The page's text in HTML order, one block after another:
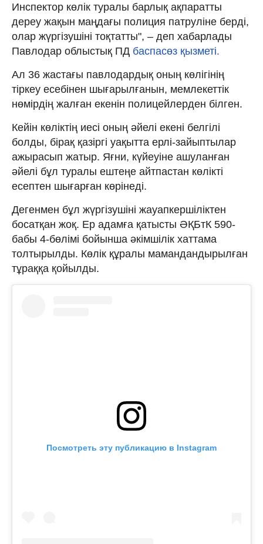
Инспектор көлік туралы барлық ақпаратты
дереу жақын маңдағы полиция патруліне берді,
олар жүргізушіні тоқтатты", – деп хабарлады
Павлодар облыстық ПД баспасөз қызметі.
Ал 36 жастағы павлодардық оның көлігінің
тіркеу есебінен шығарылғанын, мемлекеттік
нөмірдің жалған екенін полицейлерден білген.
Кейін көліктің иесі оның әйелі екені белгілі
болды, бірақ қазіргі уақытта ерлі-зайыптылар
ажырасып жатыр. Яғни, күйеуіне ашуланған
әйелі бұл туралы ештеңе айтпастан көлікті
есептен шығарған көрінеді.
Дегенмен бұл жүргізушіні жауапкершіліктен
босатқан жоқ. Ер адамға қатысты ӘҚБтК 590-
бабы 4-бөлімі бойынша әкімшілік хаттама
толтырылды. Көлік құралы мамандандырылған
тұраққа қойылды.
Посмотреть эту публикацию в Instagram